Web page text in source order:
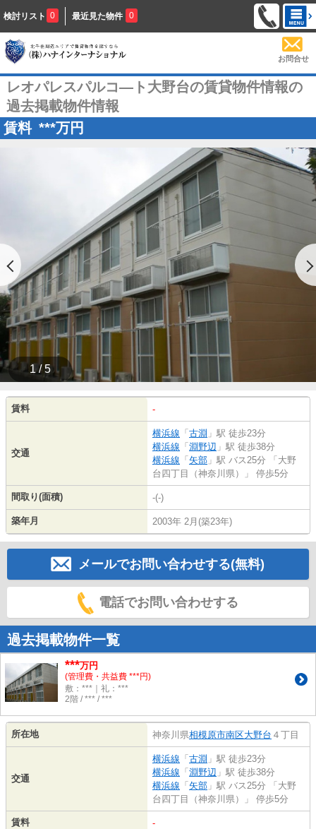
検討リスト 0 最近見た物件 0
お問合せ
レオパレスパルコ―ト大野台の賃貸物件情報の
過去掲載物件情報
賃料 ***万円
1 / 5
賃料 -
交通
横浜線 「古淵 」駅 徒歩23分
横浜線 「淵野辺 」駅 徒歩38分
横浜線 「矢部 」駅 バス25分 「大野
台四丁目（神奈川県）」 停歩5分
間取り(面積) -(-)
築年月 2003年 2月(築23年)
メールでお問い合わせする(無料)
電話でお問い合わせする
過去掲載物件一覧
***万円
(管理費・共益費 ***円)
敷：***｜礼：***
2階 / *** / ***
所在地 神奈川県相模原市南区大野台 ４丁目
交通
横浜線 「古淵 」駅 徒歩23分
横浜線 「淵野辺 」駅 徒歩38分
横浜線 「矢部 」駅 バス25分 「大野
台四丁目（神奈川県）」 停歩5分
賃料 -